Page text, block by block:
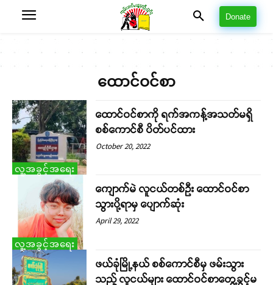
Donate
ထောင်ဝင်စာ
လူ့အခွင့်အရေး
ထောင်ဝင်စာကို ရက်အကန့်အသတ်မရှိ
စစ်ကောင်စီ ပိတ်ပင်ထား
October 20, 2022
လူ့အခွင့်အရေး
ကျောက်မဲ လူငယ်တစ်ဦး ထောင်ဝင်စာ
သွားပို့ရာမှ ပျောက်ဆုံး
April 29, 2022
ဖယ်ခုံမြို့နယ် စစ်ကောင်စီမှ ဖမ်းသွား
သည့် လူငယ်များ ထောင်ဝင်စာတွေ့ခွင့်မ